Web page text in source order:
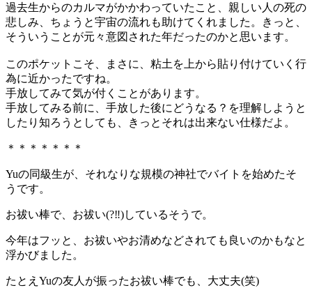
過去生からのカルマがかかわっていたこと、親しい人の死の
悲しみ、ちょうと宇宙の流れも助けてくれました。きっと、
そういうことが元々意図された年だったのかと思います。
このポケットこそ、まさに、粘土を上から貼り付けていく行
為に近かったですね。
手放してみて気が付くことがあります。
手放してみる前に、手放した後にどうなる？を理解しようと
したり知ろうとしても、きっとそれは出来ない仕様だよ。
＊＊＊＊＊＊＊
Yuの同級生が、それなりな規模の神社でバイトを始めたそ
うです。
お祓い棒で、お祓い(?‼)しているそうで。
今年はフッと、お祓いやお清めなどされても良いのかもなと
浮かびました。
たとえYuの友人が振ったお祓い棒でも、大丈夫(笑)